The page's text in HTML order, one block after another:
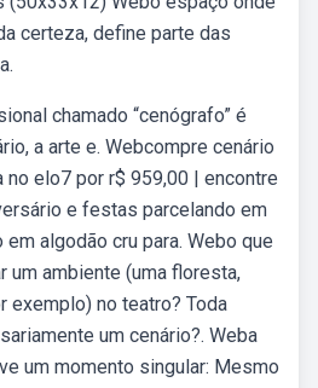
certeza, define parte das
chamado “cenógrafo” é
a arte e. Webcompre cenário
elo7 por r$ 959,00 | encontre
e festas parcelando em
algodão cru para. Webo que
um ambiente (uma floresta,
exemplo) no teatro? Toda
um cenário?. Weba
um momento singular: Mesmo